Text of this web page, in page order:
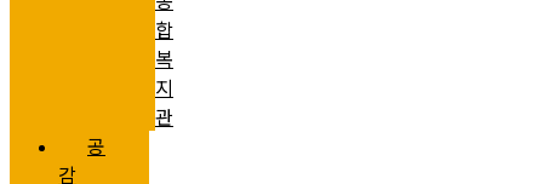
합
복
지
관
공
감